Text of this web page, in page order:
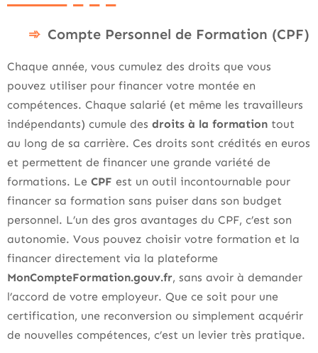
Compte Personnel de Formation (CPF)
Chaque année, vous cumulez des droits que vous
pouvez utiliser pour financer votre montée en
compétences. Chaque salarié (et même les travailleurs
indépendants) cumule des droits à la formation tout
au long de sa carrière. Ces droits sont crédités en euros
et permettent de financer une grande variété de
formations. Le CPF est un outil incontournable pour
financer sa formation sans puiser dans son budget
personnel. L’un des gros avantages du CPF, c’est son
autonomie. Vous pouvez choisir votre formation et la
financer directement via la plateforme
MonCompteFormation.gouv.fr, sans avoir à demander
l’accord de votre employeur. Que ce soit pour une
certification, une reconversion ou simplement acquérir
de nouvelles compétences, c’est un levier très pratique.